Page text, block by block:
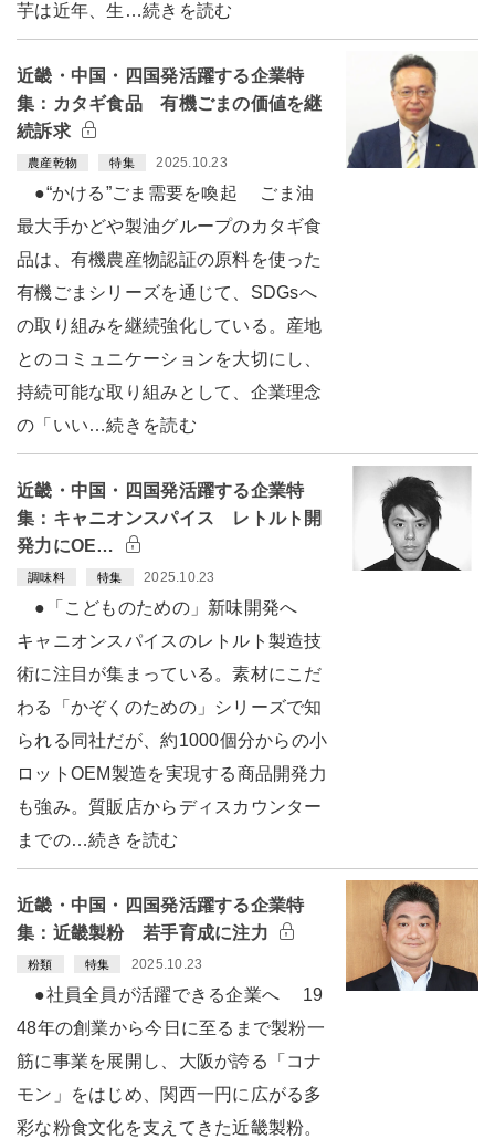
芋は近年、生…続きを読む
近畿・中国・四国発活躍する企業特
集：カタギ食品 有機ごまの価値を継
続訴求
農産乾物 特集 2025.10.23
●“かける”ごま需要を喚起 ごま油
最大手かどや製油グループのカタギ食
品は、有機農産物認証の原料を使った
有機ごまシリーズを通じて、SDGsへ
の取り組みを継続強化している。産地
とのコミュニケーションを大切にし、
持続可能な取り組みとして、企業理念
の「いい…続きを読む
近畿・中国・四国発活躍する企業特
集：キャニオンスパイス レトルト開
発力にOE…
調味料 特集 2025.10.23
●「こどものための」新味開発へ
キャニオンスパイスのレトルト製造技
術に注目が集まっている。素材にこだ
わる「かぞくのための」シリーズで知
られる同社だが、約1000個分からの小
ロットOEM製造を実現する商品開発力
も強み。質販店からディスカウンター
までの…続きを読む
近畿・中国・四国発活躍する企業特
集：近畿製粉 若手育成に注力
粉類 特集 2025.10.23
●社員全員が活躍できる企業へ 19
48年の創業から今日に至るまで製粉一
筋に事業を展開し、大阪が誇る「コナ
モン」をはじめ、関西一円に広がる多
彩な粉食文化を支えてきた近畿製粉。